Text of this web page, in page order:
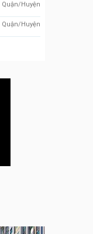
Quận/Huyện
Quận/Huyện